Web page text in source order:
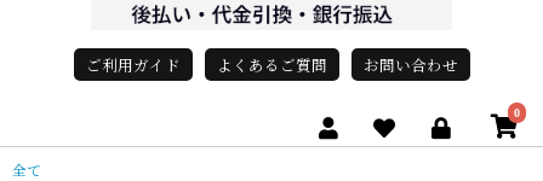
ご利用ガイド よくあるご質問 お問い合わせ
0
全て